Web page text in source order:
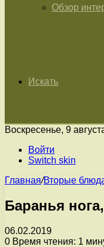
Обзор
Искать
Воскресенье, 9
Войти
Switch skin
Главная/Вторые
Баранья
06.02.2019
0 Время чтения: 1